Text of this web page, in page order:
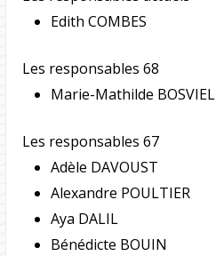
Edith COMBES
Les responsables 68
Marie-Mathilde BOSVIEL
Les responsables 67
Adèle DAVOUST
Alexandre POULTIER
Aya DALIL
Bénédicte BOUIN